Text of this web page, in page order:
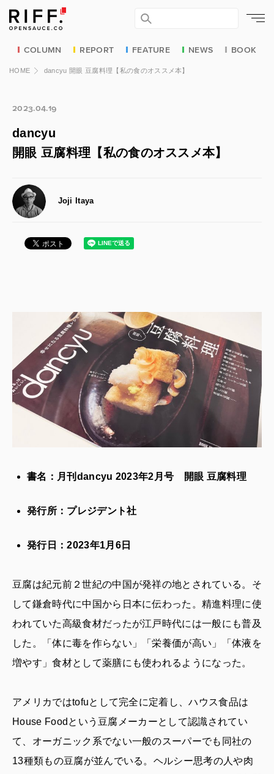
COLUMN REPORT FEATURE NEWS BOOK
HOME dancyu 開眼 豆腐料理【私の食のオススメ本】
2023.04.19
dancyu
開眼 豆腐料理【私の食のオススメ本】
Joji Itaya
書名：月刊dancyu 2023年2月号 開眼 豆腐料理
発行所：プレジデント社
発行日：2023年1月6日
豆腐は紀元前２世紀の中国が発祥の地とされている。そ
して鎌倉時代に中国から日本に伝わった。精進料理に使
われていた高級食材だったが江戸時代には一般にも普及
した。「体に毒を作らない」「栄養価が高い」「体液を
増やす」食材として薬膳にも使われるようになった。
アメリカではtofuとして完全に定着し、ハウス食品は
House Foodという豆腐メーカーとして認識されてい
て、オーガニック系でない一般のスーパーでも同社の
13種類もの豆腐が並んでいる。ヘルシー思考の人や肉